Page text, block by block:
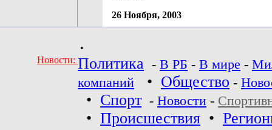
26 Ноября, 2003
•
Новости: Политика - В РБ - В мире -
компаний
• Общество -
• Спорт - Новости -
• Происшествия •